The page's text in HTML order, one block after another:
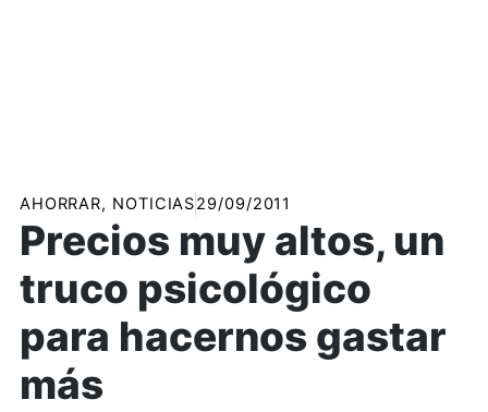
AHORRAR, NOTICIAS29/09/2011
Precios muy altos, un
truco psicológico
para hacernos gastar
más